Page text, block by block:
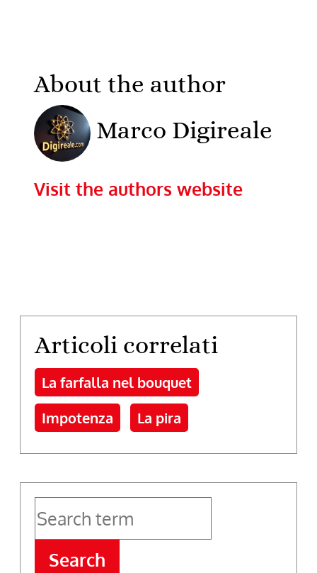
About the author
Marco Digireale
Visit the authors website
Articoli correlati
La farfalla nel bouquet
Impotenza
La pira
Search